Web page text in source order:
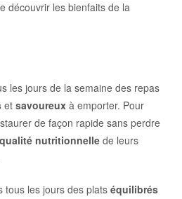
découvrir les bienfaits de la
les jours de la semaine des repas
et savoureux à emporter. Pour
de façon rapide sans perdre
qualité nutritionnelle de leurs
tous les jours des plats équilibrés